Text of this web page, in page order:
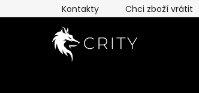
na
Kontakty Chci zboží vrátit